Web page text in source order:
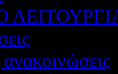
ανακοινώσεις